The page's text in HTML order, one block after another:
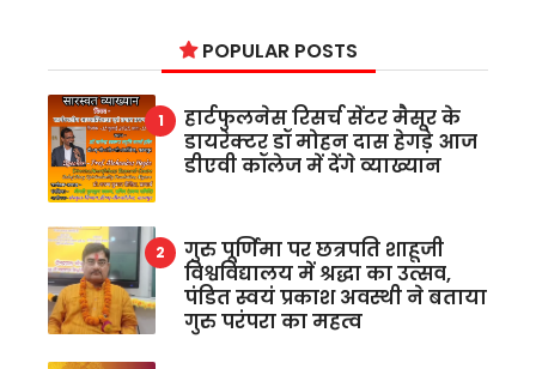
POPULAR POSTS
हार्टफुलनेस रिसर्च सेंटर मैसूर के
डायरेक्टर डॉ मोहन दास हेगड़े आज
डीएवी कॉलेज में देंगे व्याख्यान
गुरु पूर्णिमा पर छत्रपति शाहूजी
विश्वविद्यालय में श्रद्धा का उत्सव,
पंडित स्वयं प्रकाश अवस्थी ने बताया
गुरु परंपरा का महत्व